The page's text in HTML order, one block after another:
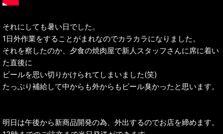
それにしても暑い日でした。
1日外作業をすることがまれなのでカラカラになりました。
それを察したのか、夕食の焼肉屋で新人スタッフさんに席に着い
た直後に
ビールを思い切りかけられてしまいました(笑)
たっぷり補給して中からも外からもビール臭かったと思います。
明日は午後から新商品開発の為、外出するのでお店を締めます。